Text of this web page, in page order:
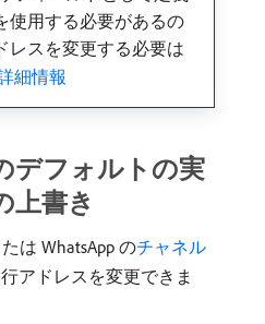
使用する必要があるの
レスを変更する必要は
細情報
デフォルトの実
上書き
は WhatsApp のチャネル
アドレスを変更できま